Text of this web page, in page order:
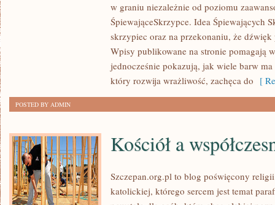
w graniu niezależnie od poziomu
ŚpiewająceSkrzypce. Idea Śpiewających
skrzypiec oraz na przekonaniu, że
Wpisy publikowane na stronie pomagają
jednocześnie pokazują, jak wiele barw
który rozwija wrażliwość, zachęca do [
POSTED BY ADMIN
Kościół a
Szczepan.org.pl to blog poświęcony
katolickiej, którego sercem jest temat